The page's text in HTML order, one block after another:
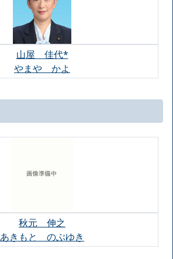
山屋 佳代*
やまや かよ
秋元 伸之
あきもと のぶゆき